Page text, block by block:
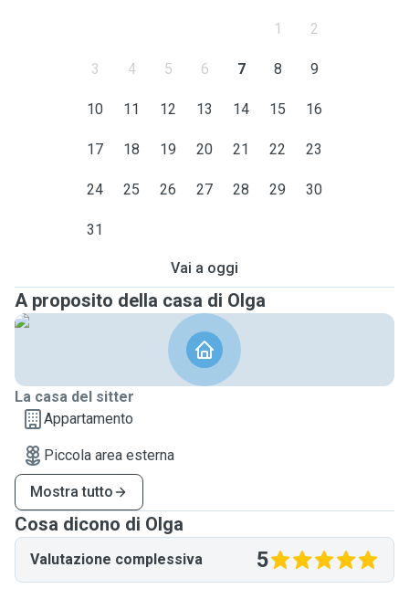
1 2
3 4 5 6 7 8 9
10 11 12 13 14 15 16
17 18 19 20 21 22 23
24 25 26 27 28 29 30
31
Vai a oggi
A proposito della casa di Olga
La casa del sitter
Appartamento
Piccola area esterna
Mostra tutto
Cosa dicono di Olga
Valutazione complessiva 5